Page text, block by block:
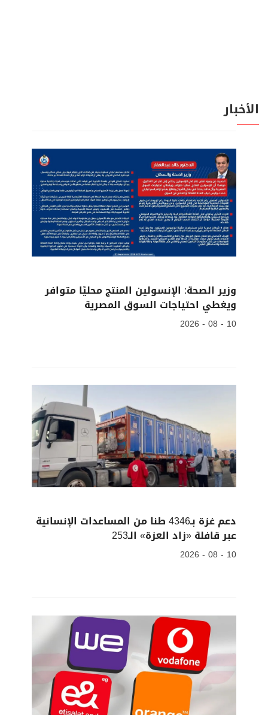
الأخبار
وزير الصحة: الإنسولين المنتج محليًا متوافر
ويغطي احتياجات السوق المصرية
10 - 08 - 2026
دعم غزة بـ4346 طنا من المساعدات الإنسانية
عبر قافلة «زاد العزة» الـ253
10 - 08 - 2026